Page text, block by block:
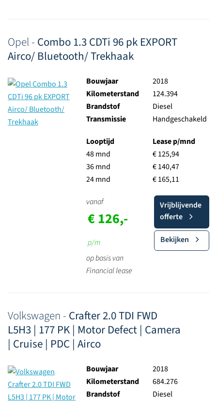
Opel - Combo 1.3 CDTi 96 pk EXPORT
Airco/ Bluetooth/ Trekhaak
Bouwjaar
2018
Kilometerstand
124.394
Brandstof
Diesel
Transmissie
Handgeschakeld
Looptijd
48 mnd
36 mnd
24 mnd
Lease p/mnd
€ 125,94
€ 140,47
€ 165,11
vanaf
€ 126,-
p/m
op basis van
Financial lease
Vrijblijvende
offerte
Bekijken
Volkswagen - Crafter 2.0 TDI FWD
L5H3 | 177 PK | Motor Defect | Camera
| Cruise | PDC | Airco
Bouwjaar
2018
Kilometerstand
684.276
Brandstof
Diesel